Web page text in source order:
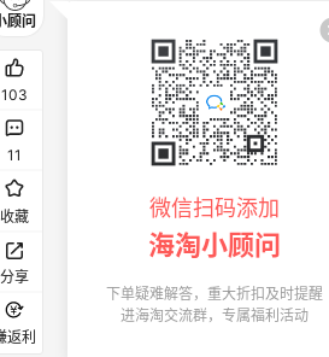
103
11
收藏
分享
返利
微信扫码添加
海淘小顾问
下单疑难解答，重大折扣及时提醒
进海淘交流群，专属福利活动